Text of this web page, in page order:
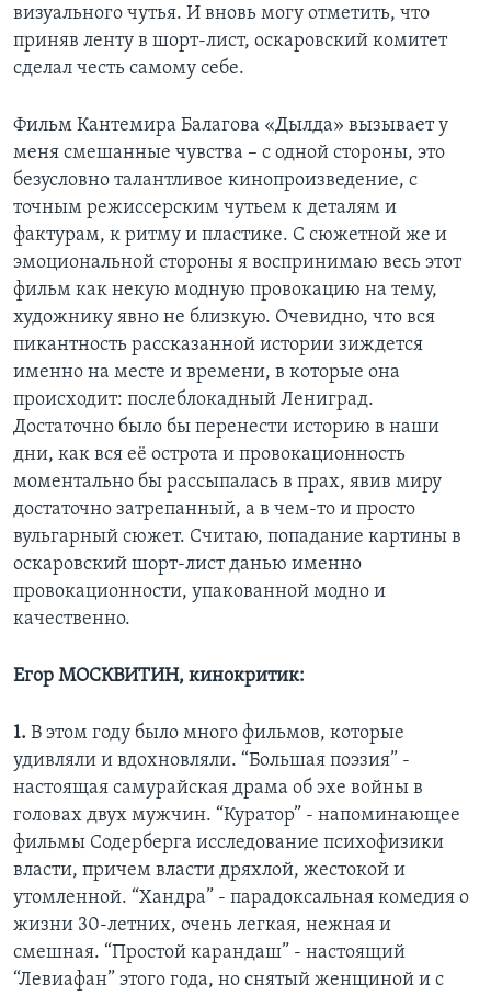
визуального чутья. И вновь могу отметить, что
приняв ленту в шорт-лист, оскаровский комитет
сделал честь самому себе.
Фильм Кантемира Балагова «Дылда» вызывает у
меня смешанные чувства – с одной стороны, это
безусловно талантливое кинопроизведение, с
точным режиссерским чутьем к деталям и
фактурам, к ритму и пластике. С сюжетной же и
эмоциональной стороны я воспринимаю весь этот
фильм как некую модную провокацию на тему,
художнику явно не близкую. Очевидно, что вся
пикантность рассказанной истории зиждется
именно на месте и времени, в которые она
происходит: послеблокадный Лениград.
Достаточно было бы перенести историю в наши
дни, как вся её острота и провокационность
моментально бы рассыпалась в прах, явив миру
достаточно затрепанный, а в чем-то и просто
вульгарный сюжет. Считаю, попадание картины в
оскаровский шорт-лист данью именно
провокационности, упакованной модно и
качественно.
Егор МОСКВИТИН, кинокритик:
1. В этом году было много фильмов, которые
удивляли и вдохновляли. “Большая поэзия” -
настоящая самурайская драма об эхе войны в
головах двух мужчин. “Куратор” - напоминающее
фильмы Содерберга исследование психофизики
власти, причем власти дряхлой, жестокой и
утомленной. “Хандра” - парадоксальная комедия о
жизни 30-летних, очень легкая, нежная и
смешная. “Простой карандаш” - настоящий
“Левиафан” этого года, но снятый женщиной и с